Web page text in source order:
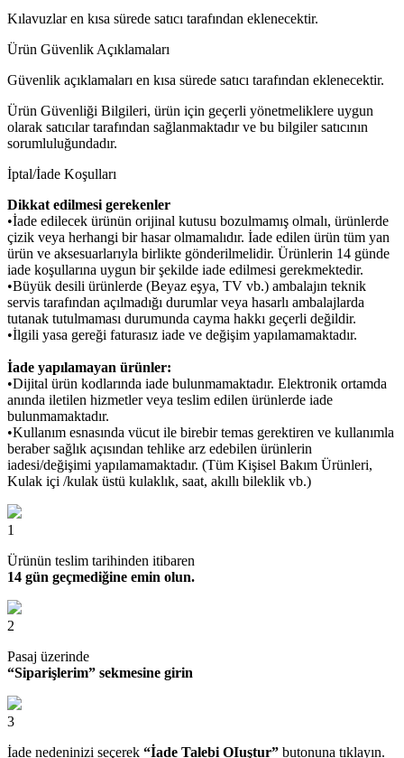
Kılavuzlar en kısa sürede satıcı tarafından eklenecektir.
Ürün Güvenlik Açıklamaları
Güvenlik açıklamaları en kısa sürede satıcı tarafından eklenecektir.
Ürün Güvenliği Bilgileri, ürün için geçerli yönetmeliklere uygun
olarak satıcılar tarafından sağlanmaktadır ve bu bilgiler satıcının
sorumluluğundadır.
İptal/İade Koşulları
Dikkat edilmesi gerekenler
•İade edilecek ürünün orijinal kutusu bozulmamış olmalı, ürünlerde
çizik veya herhangi bir hasar olmamalıdır. İade edilen ürün tüm yan
ürün ve aksesuarlarıyla birlikte gönderilmelidir. Ürünlerin 14 günde
iade koşullarına uygun bir şekilde iade edilmesi gerekmektedir.
•Büyük desili ürünlerde (Beyaz eşya, TV vb.) ambalajın teknik
servis tarafından açılmadığı durumlar veya hasarlı ambalajlarda
tutanak tutulmaması durumunda cayma hakkı geçerli değildir.
•İlgili yasa gereği faturasız iade ve değişim yapılamamaktadır.
İade yapılamayan ürünler:
•Dijital ürün kodlarında iade bulunmamaktadır. Elektronik ortamda
anında iletilen hizmetler veya teslim edilen ürünlerde iade
bulunmamaktadır.
•Kullanım esnasında vücut ile birebir temas gerektiren ve kullanımla
beraber sağlık açısından tehlike arz edebilen ürünlerin
iadesi/değişimi yapılamamaktadır. (Tüm Kişisel Bakım Ürünleri,
Kulak içi /kulak üstü kulaklık, saat, akıllı bileklik vb.)
1
Ürünün teslim tarihinden itibaren
14 gün geçmediğine emin olun.
2
Pasaj üzerinde
“Siparişlerim” sekmesine girin
3
İade nedeninizi seçerek “İade Talebi OIuştur” butonuna tıklayın.